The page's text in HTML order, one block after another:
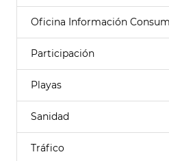
Oficina Información
Participación
Playas
Sanidad
Tráfico